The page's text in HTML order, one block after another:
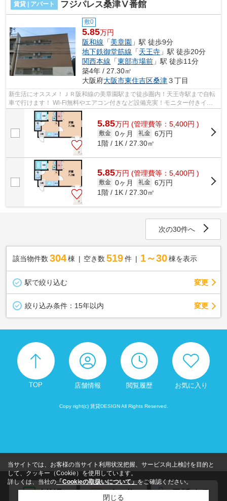
賃貸 | アパート フジパレス桑津Ⅴ番館
敷0
5.85万円
阪和線 「美章園 」駅 徒歩9分
地下鉄御堂筋線 「天王寺 」駅 徒歩20分
関西本線 「東部市場前 」駅 徒歩11分
築4年 / 27.30㎡
大阪府大阪市東住吉区桑津３丁目
新生活にオススメ！ＪＲ阪和線の美章園駅まで徒歩圏内！天王寺駅まで自転
車で行けます！ Wi-Fi無料やエアコン付きなど設備充実！モニター付きイン
ターホンもあり、防犯面もしっかりと...
5.85万円 (管理費等：5,400円 )
敷金 0ヶ月 礼金 6万円
1階 / 1K / 27.30㎡
5.85万円 (管理費等：5,400円 )
敷金 0ヶ月 礼金 6万円
1階 / 1K / 27.30㎡
次の30件へ
該当物件数 304棟 空き数 519 件 1～30 棟を表示
駅で絞り込む 変更
絞り込み条件： 15年以内 変更
TOP 店舗情報 閲覧履歴 お気に入り
Copy right(c) 賃貸DESIGN All Rights Reserved.
当サイトでは、お客様の当サイト利用状況把握、サービス向上検討を目的と
して、クッキー（Cookie）を使用しています。
詳しくは、当社の 「Cookieの取扱いについて」 をご確認ください。
閉じる